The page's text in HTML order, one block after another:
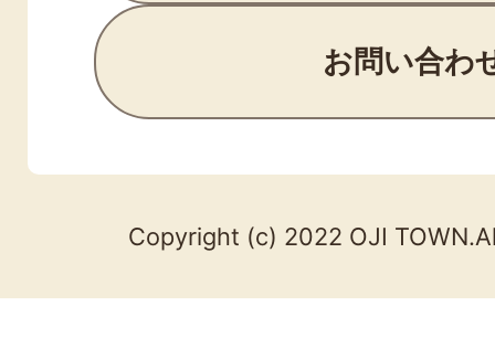
お問い合わ
Copyright (c) 2022 OJI